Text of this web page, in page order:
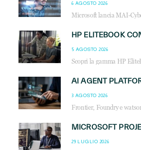
6 AGOSTO 2026
5 AGOSTO 2026
3 AGOSTO 2026
29 LUGLIO 2026